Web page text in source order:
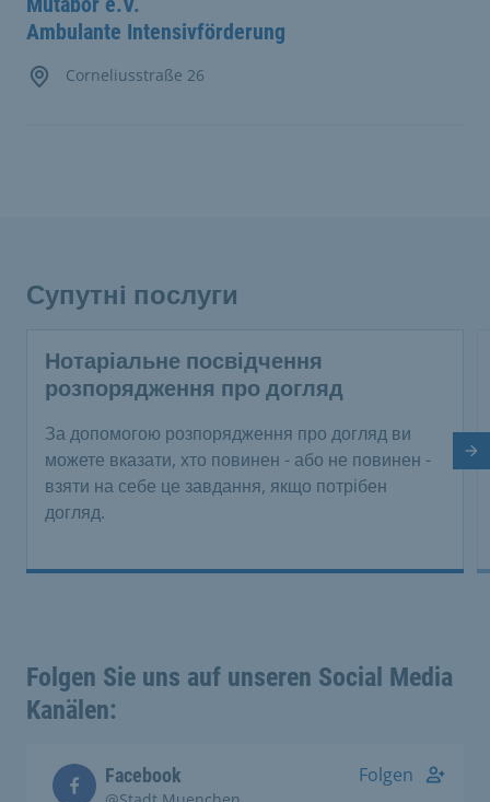
Ambulante Intensivförderung
Corneliusstraße 26
Супутні послуги
Нотаріальне посвідчення
розпорядження про догляд
За допомогою розпорядження про догляд ви
можете вказати, хто повинен - або не повинен -
взяти на себе це завдання, якщо потрібен
догляд.
Folgen Sie uns auf unseren Social Media
Kanälen:
Facebook Folgen